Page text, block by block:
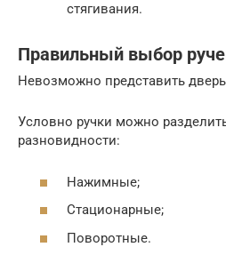
стягивания.
Правильный выбор
Невозможно представить
Условно ручки можно
разновидности:
Нажимные;
Стационарные;
Поворотные.